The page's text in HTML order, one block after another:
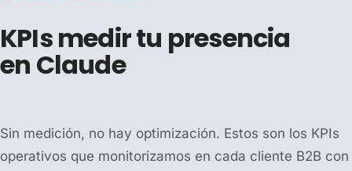
KPIs medir tu presencia
en Claude
Sin medición, no hay optimización. Estos son los KPIs
operativos que monitorizamos en cada cliente B2B con